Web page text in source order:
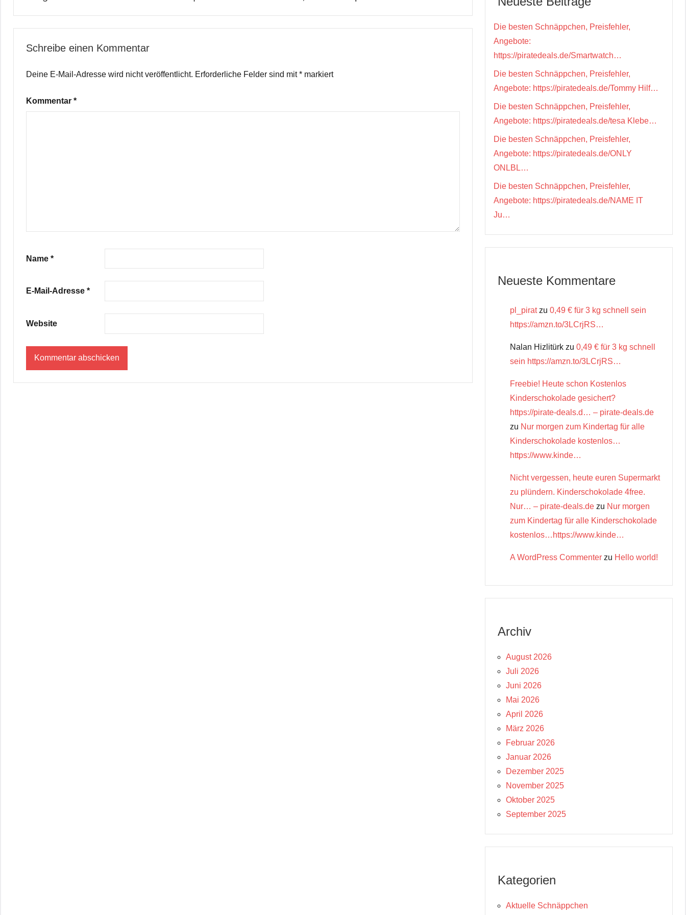
Schreibe einen Kommentar
Deine E-Mail-Adresse wird nicht veröffentlicht. Erforderliche Felder sind mit* markiert
Kommentar *
Name *
E-Mail-Adresse *
Website
Die besten Schnäppchen, Preisfehler,
Angebote:
https://piratedeals.de/Smartwatch…
Die besten Schnäppchen, Preisfehler,
Angebote: https://piratedeals.de/Tommy Hilf…
Die besten Schnäppchen, Preisfehler,
Angebote: https://piratedeals.de/tesa Klebe…
Die besten Schnäppchen, Preisfehler,
Angebote: https://piratedeals.de/ONLY
ONLBL…
Die besten Schnäppchen, Preisfehler,
Angebote: https://piratedeals.de/NAME IT
Ju…
Neueste Kommentare
pl_piratzu 0,49 € für 3 kg schnell sein
https://amzn.to/3LCrjRS…
Nalan Hizlitürk zu 0,49 € für 3 kg schnell
sein https://amzn.to/3LCrjRS…
Freebie! Heute schon Kostenlos
Kinderschokolade gesichert?
https://pirate-deals.d… – pirate-deals.de
zu Nur morgen zum Kindertag für alle
Kinderschokolade kostenlos…
https://www.kinde…
Nicht vergessen, heute euren Supermarkt
zu plündern. Kinderschokolade 4free.
Nur… – pirate-deals.de zu Nur morgen
zum Kindertag für alle Kinderschokolade
kostenlos…https://www.kinde…
A WordPress Commenter zu Hello world!
Archiv
August 2026
Juli 2026
Juni 2026
Mai 2026
April 2026
März 2026
Februar 2026
Januar 2026
Dezember 2025
November 2025
Oktober 2025
September 2025
Kategorien
Aktuelle Schnäppchen